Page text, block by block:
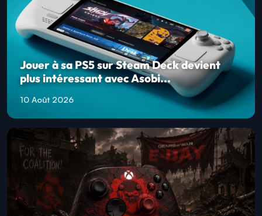
Jouer à sa PS5 sur Steam Deck devient
plus intéressant avec Asobi...
10 Août 2026